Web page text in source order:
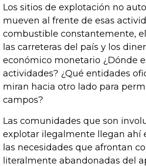
Los sitios de explotación no
mueven al frente de esas
combustible constantemente,
las carreteras del país y los
económico monetario ¿Dónde
actividades? ¿Qué entidades
miran hacia otro lado para
campos?
Las comunidades que son
explotar ilegalmente llegan ahí
las necesidades que afrontan
literalmente abandonadas del